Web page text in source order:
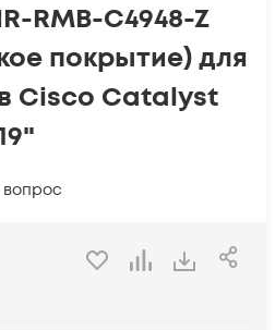
RMB-C4948-Z
покрытие) для
Cisco Catalyst
вопрос